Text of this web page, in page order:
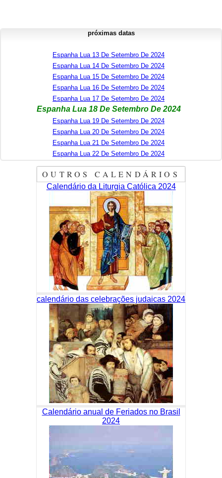
próximas datas
Espanha Lua 13 De Setembro De 2024
Espanha Lua 14 De Setembro De 2024
Espanha Lua 15 De Setembro De 2024
Espanha Lua 16 De Setembro De 2024
Espanha Lua 17 De Setembro De 2024
Espanha Lua 18 De Setembro De 2024
Espanha Lua 19 De Setembro De 2024
Espanha Lua 20 De Setembro De 2024
Espanha Lua 21 De Setembro De 2024
Espanha Lua 22 De Setembro De 2024
OUTROS CALENDÁRIOS
Calendário da Liturgia Católica 2024
calendário das celebrações judaicas 2024
Calendário anual de Feriados no Brasil
2024